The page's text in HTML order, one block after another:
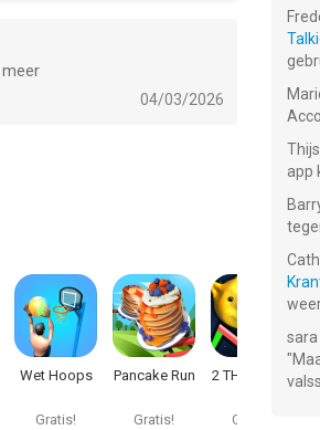
04/03/2026
Wet Hoops
Gratis!
Pancake Run
Gratis!
2 THE MOON
Gratis!
Thijs
app
sara
"